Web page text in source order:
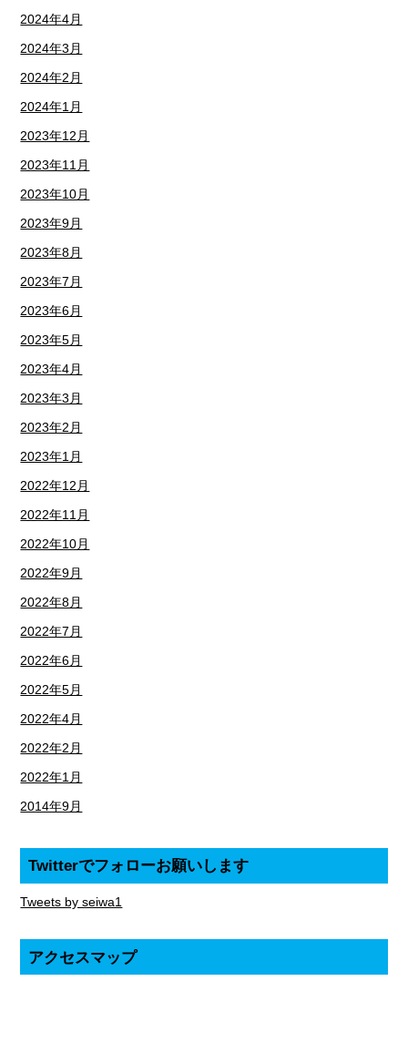
2024年4月
2024年3月
2024年2月
2024年1月
2023年12月
2023年11月
2023年10月
2023年9月
2023年8月
2023年7月
2023年6月
2023年5月
2023年4月
2023年3月
2023年2月
2023年1月
2022年12月
2022年11月
2022年10月
2022年9月
2022年8月
2022年7月
2022年6月
2022年5月
2022年4月
2022年2月
2022年1月
2014年9月
Twitterでフォローお願いします
Tweets by seiwa1
アクセスマップ